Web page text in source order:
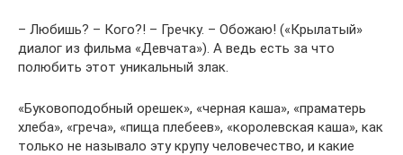
– Любишь? – Кого?! – Гречку. – Обожаю! («Крылатый»
диалог из фильма «Девчата»). А ведь есть за что
полюбить этот уникальный злак.
«Буковоподобный орешек», «черная каша», «праматерь
хлеба», «греча», «пища плебеев», «королевская каша», как
только не называло эту крупу человечество, и какие